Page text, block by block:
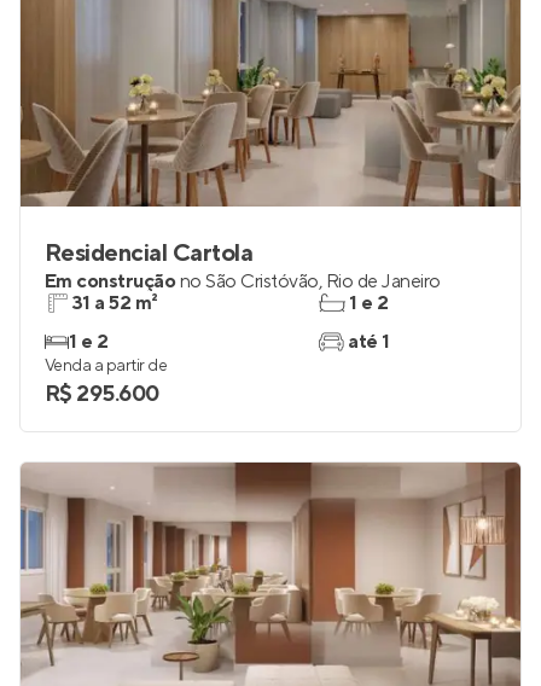
Residencial Cartola
Em construçãono São Cristóvão, Rio de Janeiro
31 a 52 m²
1 e 2
1 e 2
até 1
Venda a partir de
R$ 295.600